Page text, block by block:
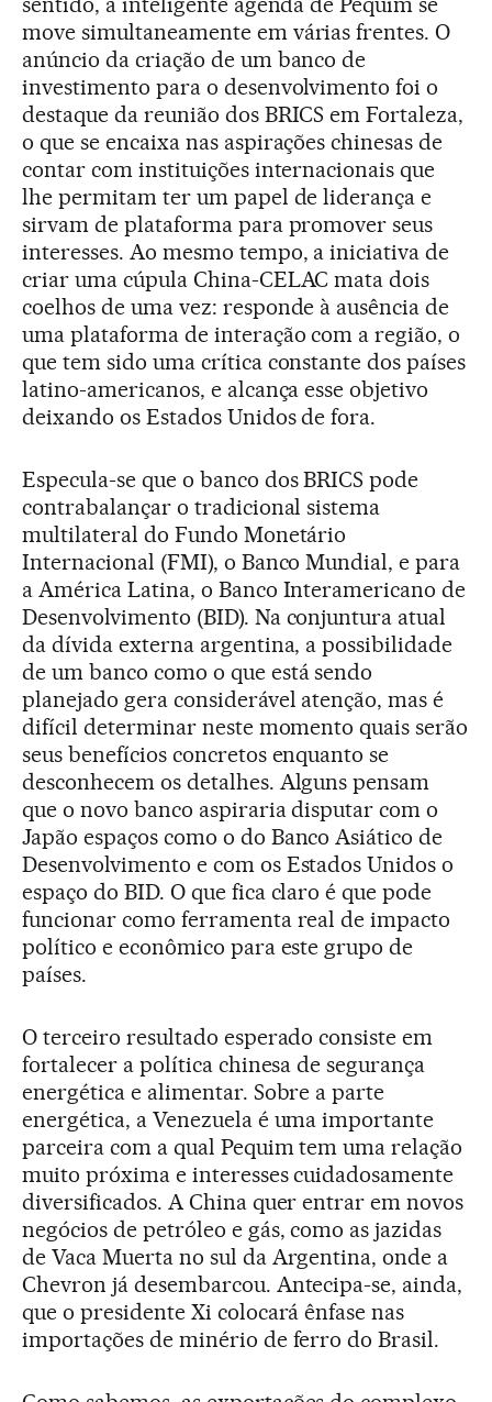
move simultaneamente em várias frentes. O
anúncio da criação de um banco de
investimento para o desenvolvimento foi o
destaque da reunião dos BRICS em Fortaleza,
o que se encaixa nas aspirações chinesas de
contar com instituições internacionais que
lhe permitam ter um papel de liderança e
sirvam de plataforma para promover seus
interesses. Ao mesmo tempo, a iniciativa de
criar uma cúpula China-CELAC mata dois
coelhos de uma vez: responde à ausência de
uma plataforma de interação com a região, o
que tem sido uma crítica constante dos países
latino-americanos, e alcança esse objetivo
deixando os Estados Unidos de fora.
Especula-se que o banco dos BRICS pode
contrabalançar o tradicional sistema
multilateral do Fundo Monetário
Internacional (FMI), o Banco Mundial, e para
a América Latina, o Banco Interamericano de
Desenvolvimento (BID). Na conjuntura atual
da dívida externa argentina, a possibilidade
de um banco como o que está sendo
planejado gera considerável atenção, mas é
difícil determinar neste momento quais serão
seus benefícios concretos enquanto se
desconhecem os detalhes. Alguns pensam
que o novo banco aspiraria disputar com o
Japão espaços como o do Banco Asiático de
Desenvolvimento e com os Estados Unidos o
espaço do BID. O que fica claro é que pode
funcionar como ferramenta real de impacto
político e econômico para este grupo de
países.
O terceiro resultado esperado consiste em
fortalecer a política chinesa de segurança
energética e alimentar. Sobre a parte
energética, a Venezuela é uma importante
parceira com a qual Pequim tem uma relação
muito próxima e interesses cuidadosamente
diversificados. A China quer entrar em novos
negócios de petróleo e gás, como as jazidas
de Vaca Muerta no sul da Argentina, onde a
Chevron já desembarcou. Antecipa-se, ainda,
que o presidente Xi colocará ênfase nas
importações de minério de ferro do Brasil.